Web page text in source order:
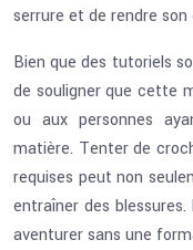
serrure et de rendre
Bien que des tutoriels
de souligner que cette
ou aux personnes
matière. Tenter de
requises peut non
entraîner des
aventurer sans une